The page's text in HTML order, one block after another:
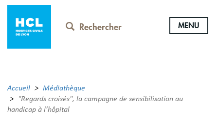
Aller
contenu
principal
Rechercher MENU
Accueil
Médiathèque
"Regards croisés", la campagne de sensibilisation au
handicap à l’hôpital